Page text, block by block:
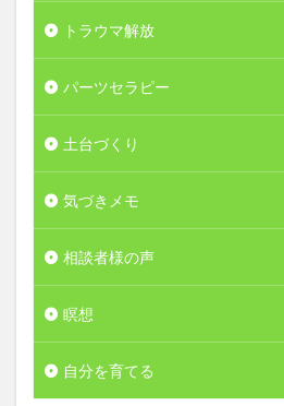
トラウマ解放
パーツセラピー
土台づくり
気づきメモ
相談者様の声
瞑想
自分を育てる